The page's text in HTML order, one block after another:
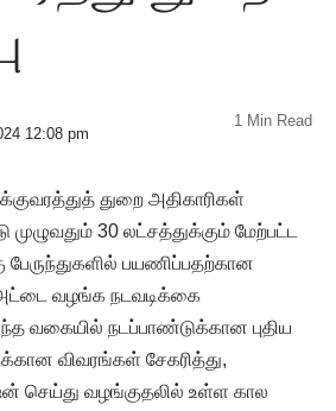
12:08 pm
1 Min Read
துறை அதிகாரிகள்
முழுவதும் 30 லட்சத்துக்கும் மேற்பட்ட
பயணிப்பதற்கான
வழங்க நடவடிக்கை
வகையில் நடப்பாண்டுக்கான புதிய
விவரங்கள் சேகரித்து,
செய்து வழங்குதலில் உள்ள கால